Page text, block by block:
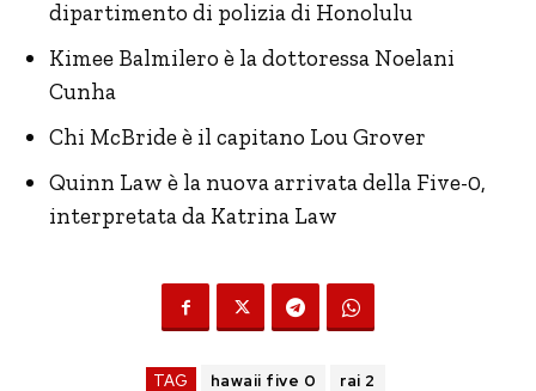
dipartimento di polizia di Honolulu
Kimee Balmilero è la dottoressa Noelani
Cunha
Chi McBride è il capitano Lou Grover
Quinn Law è la nuova arrivata della Five-0,
interpretata da Katrina Law
TAG hawaii five 0 rai 2